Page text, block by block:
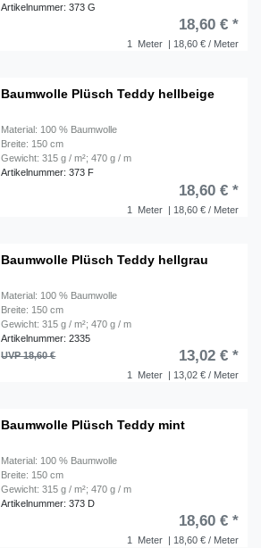
Artikelnummer: 373 G
1 Meter | 18,60 € / Meter
18,60 € *
Baumwolle Plüsch Teddy hellbeige
Material: 100 % Baumwolle
Breite: 150 cm
Gewicht: 315 g / m²; 470 g / m
Artikelnummer: 373 F
1 Meter | 18,60 € / Meter
18,60 € *
Baumwolle Plüsch Teddy hellgrau
Material: 100 % Baumwolle
Breite: 150 cm
Gewicht: 315 g / m²; 470 g / m
Artikelnummer: 2335
1 Meter | 13,02 € / Meter
UVP 18,60 € 13,02 € *
Baumwolle Plüsch Teddy mint
Material: 100 % Baumwolle
Breite: 150 cm
Gewicht: 315 g / m²; 470 g / m
Artikelnummer: 373 D
1 Meter | 18,60 € / Meter
18,60 € *